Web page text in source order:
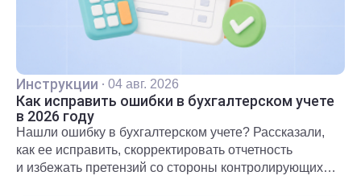
Инструкции · 04 авг. 2026
Как исправить ошибки в бухгалтерском учете
в 2026 году
Нашли ошибку в бухгалтерском учете? Рассказали,
как ее исправить, скорректировать отчетность
и избежать претензий со стороны контролирующих